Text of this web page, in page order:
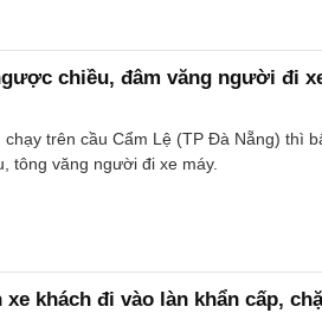
chiều, đâm văng người đi
trên cầu Cẩm Lệ (TP Đà Nẵng) thì
tông văng người đi xe máy.
xe khách đi vào làn khẩn cấp,